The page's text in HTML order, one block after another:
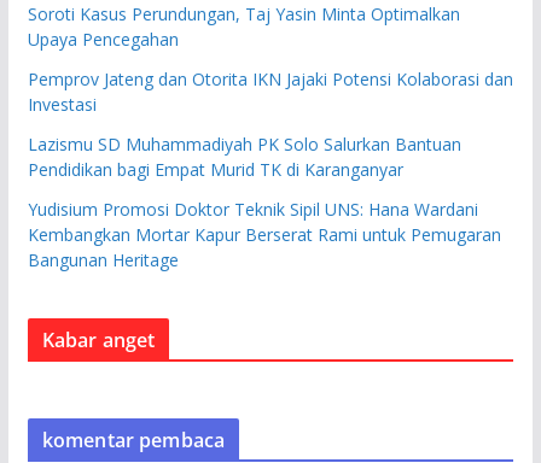
Soroti Kasus Perundungan, Taj Yasin Minta Optimalkan
Upaya Pencegahan
Pemprov Jateng dan Otorita IKN Jajaki Potensi Kolaborasi dan
Investasi
Lazismu SD Muhammadiyah PK Solo Salurkan Bantuan
Pendidikan bagi Empat Murid TK di Karanganyar
Yudisium Promosi Doktor Teknik Sipil UNS: Hana Wardani
Kembangkan Mortar Kapur Berserat Rami untuk Pemugaran
Bangunan Heritage
Kabar anget
komentar pembaca